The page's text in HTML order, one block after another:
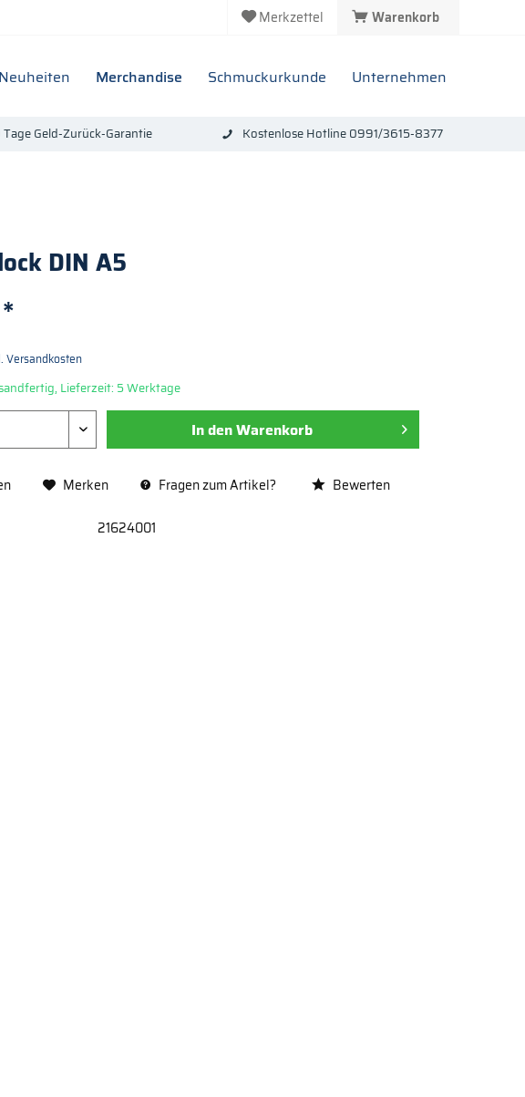
Warenkorb
Merkzettel
Neuheiten Merchandise Schmuckurkunde Unternehmen
Geld-Zurück-Garantie Kostenlose Hotline 0991/3615-8377
DIN A5
Versandkosten
Lieferzeit: 5 Werktage
In denWarenkorb
Merken Fragen zum Artikel? Bewerten
21624001